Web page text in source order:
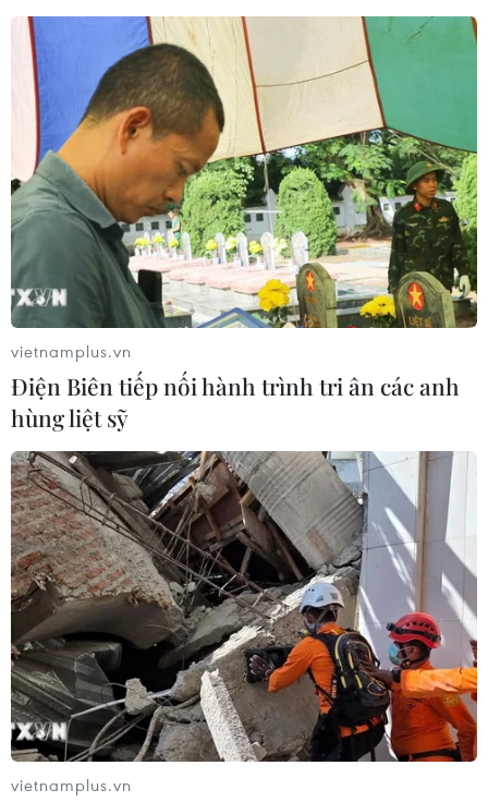
vietnamplus.vn
Điện Biên tiếp nối hành trình tri ân các anh
hùng liệt sỹ
vietnamplus.vn